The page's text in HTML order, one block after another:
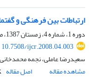
ارتباطات بین فرهنگی و
دوره 1، شماره 4، زمستان 1387، صفحه
10.7508/ijcr.2008.04.003
سعیدرضا عاملی، نجمه محمدخانی
مشاهده مقاله
اصل مقاله